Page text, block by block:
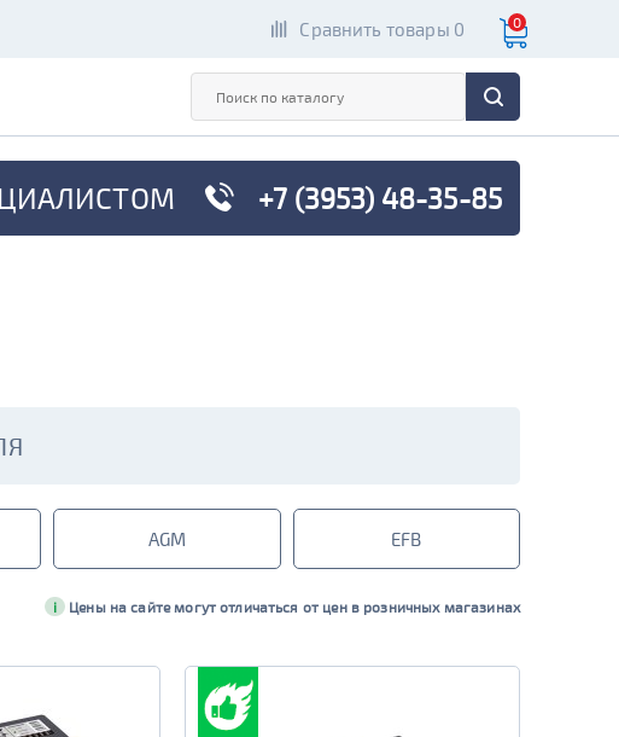
Сравнить товары 0 0
+7 (3953) 48-35-85
AGM EFB
i Цены на сайте могут отличаться от цен в розничных магазинах